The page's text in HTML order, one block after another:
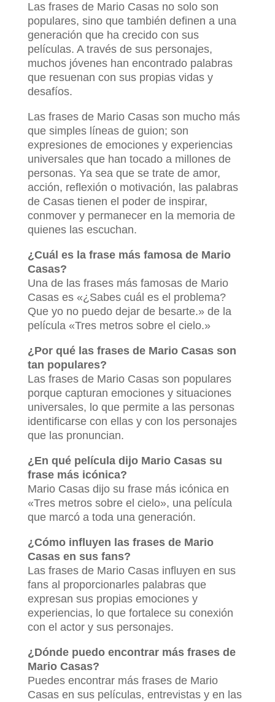
Las frases de Mario Casas no solo son
populares, sino que también definen a una
generación que ha crecido con sus
películas. A través de sus personajes,
muchos jóvenes han encontrado palabras
que resuenan con sus propias vidas y
desafíos.
Las frases de Mario Casas son mucho más
que simples líneas de guion; son
expresiones de emociones y experiencias
universales que han tocado a millones de
personas. Ya sea que se trate de amor,
acción, reflexión o motivación, las palabras
de Casas tienen el poder de inspirar,
conmover y permanecer en la memoria de
quienes las escuchan.
¿Cuál es la frase más famosa de Mario
Casas?
Una de las frases más famosas de Mario
Casas es «¿Sabes cuál es el problema?
Que yo no puedo dejar de besarte.» de la
película «Tres metros sobre el cielo.»
¿Por qué las frases de Mario Casas son
tan populares?
Las frases de Mario Casas son populares
porque capturan emociones y situaciones
universales, lo que permite a las personas
identificarse con ellas y con los personajes
que las pronuncian.
¿En qué película dijo Mario Casas su
frase más icónica?
Mario Casas dijo su frase más icónica en
«Tres metros sobre el cielo», una película
que marcó a toda una generación.
¿Cómo influyen las frases de Mario
Casas en sus fans?
Las frases de Mario Casas influyen en sus
fans al proporcionarles palabras que
expresan sus propias emociones y
experiencias, lo que fortalece su conexión
con el actor y sus personajes.
¿Dónde puedo encontrar más frases de
Mario Casas?
Puedes encontrar más frases de Mario
Casas en sus películas, entrevistas y en las